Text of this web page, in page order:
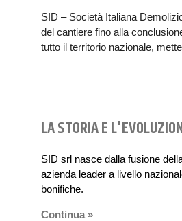
SID – Società Italiana
del cantiere fino alla
tutto il territorio nazionale,
LA STORIA E
SID srl nasce dalla fusione
azienda leader a livello
bonifiche.
Continua »